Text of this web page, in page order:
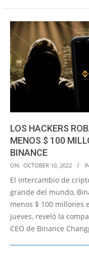
LOS HACKERS
MENOS $ 100
BINANCE
2022-
10-
10
ON: OCTOBER 10, 2022
El intercambio de
grande del mundo,
menos $ 100 millones
jueves, reveló la
CEO de Binance